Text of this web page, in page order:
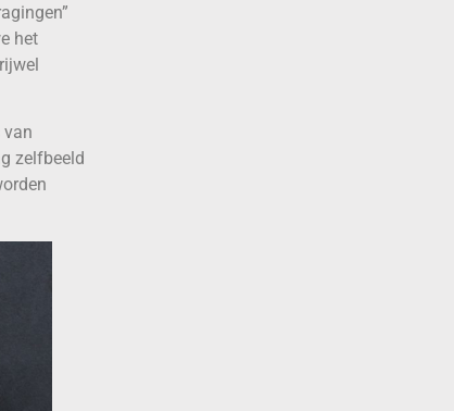
het
zelfbeeld